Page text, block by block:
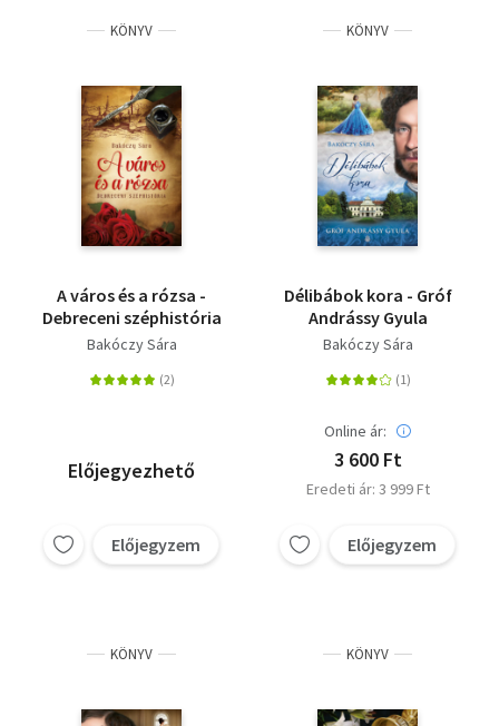
KÖNYV
A város és a rózsa -
Debreceni széphistória
Bakóczy Sára
Előjegyezhető
Előjegyzem
KÖNYV
Délibábok kora - Gróf
Andrássy Gyula
Bakóczy Sára
Online ár:
3 600 Ft
Eredeti ár: 3 999 Ft
Előjegyzem
KÖNYV KÖNYV